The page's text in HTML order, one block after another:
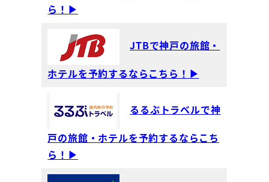
ら！▶
JTBで神戸の旅館・
ホテルを予約するならこちら！▶
るるぶトラベルで神
戸の旅館・ホテルを予約するならこち
ら！▶